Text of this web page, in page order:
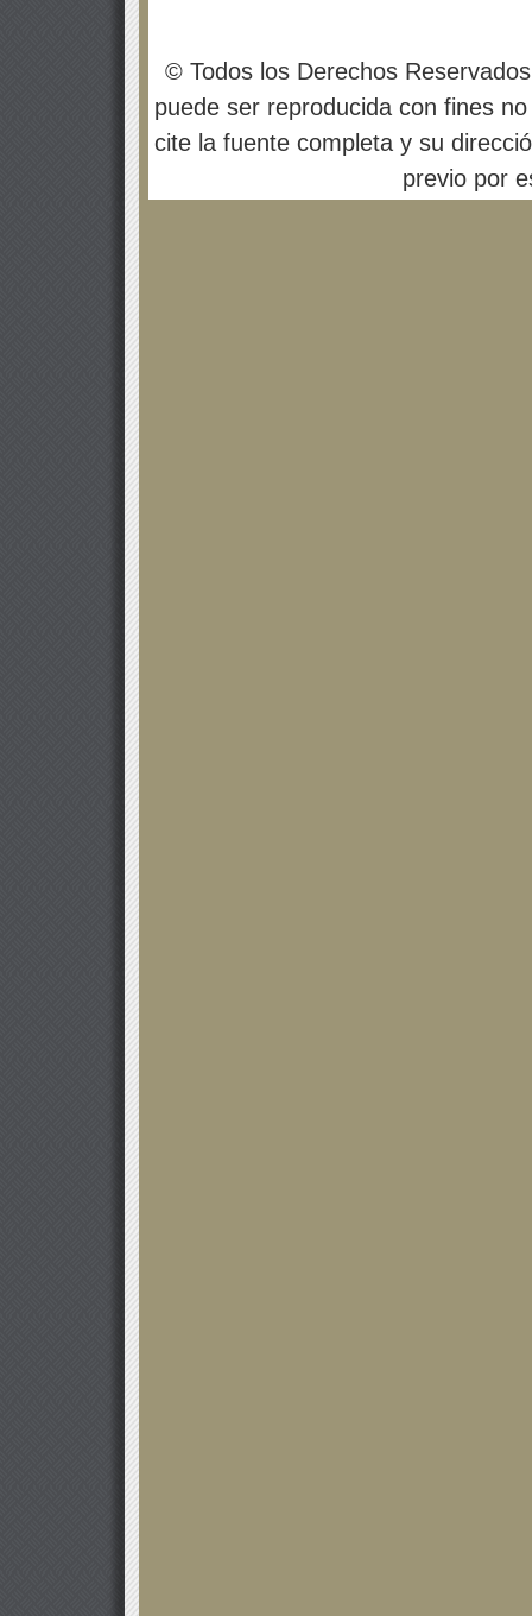
© Todos los Derechos
puede ser reproducida con fines
cite la fuente completa y su
previo por